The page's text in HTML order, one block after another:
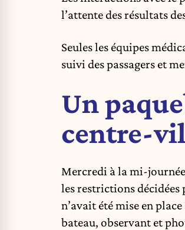
l’attente des résultats
Seules les équipes
suivi des passagers et
Un
centre-
Mercredi à la mi-
les restrictions
n’avait été mise en
bateau, observant et